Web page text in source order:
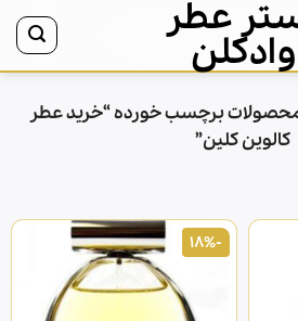
عطر
وادکلن
برچسب خورده “خرید عطر
کالوین کلین”
-18%